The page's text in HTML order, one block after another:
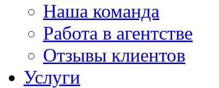
Наша команда
Работа в агентстве
Отзывы клиентов
Услуги